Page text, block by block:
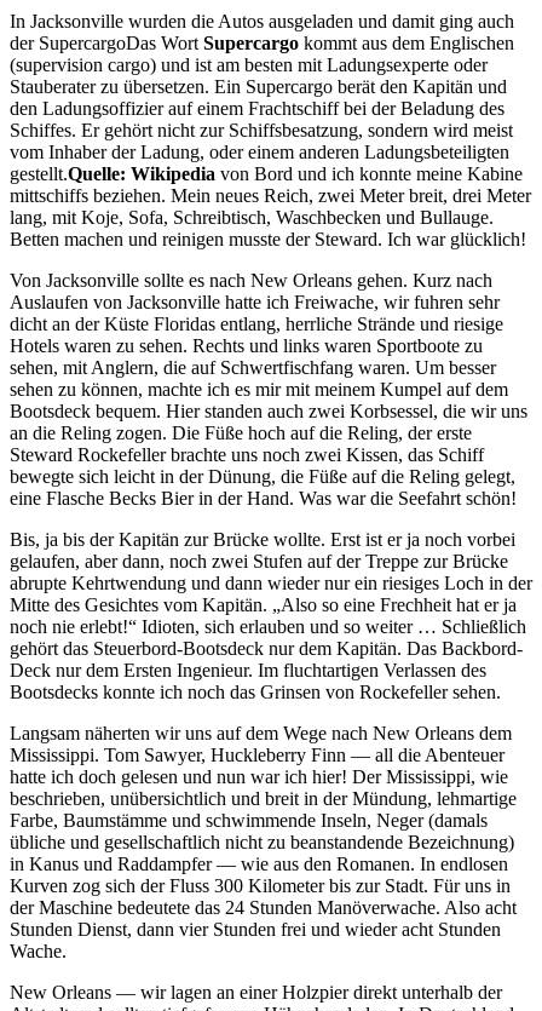
In Jacksonville wurden die Autos ausgeladen und damit ging auch
der SupercargoDas WortSupercargo kommt aus dem Englischen
(supervision cargo) und ist am besten mit Ladungsexperte oder
Stauberater zu übersetzen. Ein Supercargo berät den Kapitän und
den Ladungsoffizier auf einem Frachtschiff bei der Beladung des
Schiffes. Er gehört nicht zur Schiffsbesatzung, sondern wird meist
vom Inhaber der Ladung, oder einem anderen Ladungsbeteiligten
gestellt.Quelle: Wikipedia von Bord und ich konnte meine Kabine
mittschiffs beziehen. Mein neues Reich, zwei Meter breit, drei Meter
lang, mit Koje, Sofa, Schreibtisch, Waschbecken und Bullauge.
Betten machen und reinigen musste der Steward. Ich war glücklich!
Von Jacksonville sollte es nach New Orleans gehen. Kurz nach
Auslaufen von Jacksonville hatte ich Freiwache, wir fuhren sehr
dicht an der Küste Floridas entlang, herrliche Strände und riesige
Hotels waren zu sehen. Rechts und links waren Sportboote zu
sehen, mit Anglern, die auf Schwertfischfang waren. Um besser
sehen zu können, machte ich es mir mit meinem Kumpel auf dem
Bootsdeck bequem. Hier standen auch zwei Korbsessel, die wir uns
an die Reling zogen. Die Füße hoch auf die Reling, der erste
Steward Rockefeller brachte uns noch zwei Kissen, das Schiff
bewegte sich leicht in der Dünung, die Füße auf die Reling gelegt,
eine Flasche Becks Bier in der Hand. Was war die Seefahrt schön!
Bis, ja bis der Kapitän zur Brücke wollte. Erst ist er ja noch vorbei
gelaufen, aber dann, noch zwei Stufen auf der Treppe zur Brücke
abrupte Kehrtwendung und dann wieder nur ein riesiges Loch in der
Mitte des Gesichtes vom Kapitän.
Also so eine Frechheit hat er ja
noch nie erlebt!
Idioten, sich erlauben und so weiter … Schließlich
gehört das Steuerbord-Bootsdeck nur dem Kapitän. Das Backbord-
Deck nur dem Ersten Ingenieur. Im fluchtartigen Verlassen des
Bootsdecks konnte ich noch das Grinsen von Rockefeller sehen.
Langsam näherten wir uns auf dem Wege nach New Orleans dem
Mississippi. Tom Sawyer, Huckleberry Finn — all die Abenteuer
hatte ich doch gelesen und nun war ich hier! Der Mississippi, wie
beschrieben, unübersichtlich und breit in der Mündung, lehmartige
Farbe, Baumstämme und schwimmende Inseln, Neger (damals
übliche und gesellschaftlich nicht zu beanstandende Bezeichnung)
in Kanus und Raddampfer — wie aus den Romanen. In endlosen
Kurven zog sich der Fluss 300 Kilometer bis zur Stadt. Für uns in
der Maschine bedeutete das 24 Stunden Manöverwache. Also acht
Stunden Dienst, dann vier Stunden frei und wieder acht Stunden
Wache.
New Orleans — wir lagen an einer Holzpier direkt unterhalb der